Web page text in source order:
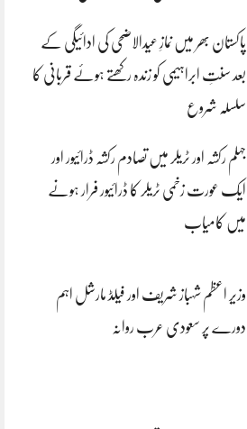
پاکستان بھر میں نمازِ عیدالاضحی کی ادائیگی کے
بعد سنتِ ابراہیمی کو زندہ رکھتے ہوئے قربانی کا
سلسلہ شروع
جہلم رکشہ اور ٹریلر میں تصادم رکشہ ڈرائیور اور
ایک عورت زخمی ٹریلر کا ڈرائیور فرار ہونے
میں کامیاب
وزیر اعظم شہباز شریف اور فیلڈ مارشل اہم
دورے پر سعودی عرب روانہ